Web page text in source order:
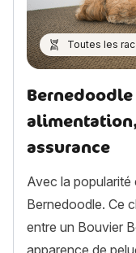
Toutes les
assurance
Avec la popularité
Bernedoodle. Ce
entre un Bouvier
apparence de